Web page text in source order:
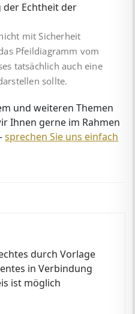
der Echtheit der
mit Sicherheit
Pfeildiagramm vom
tatsächlich auch eine
sollte.
und weiteren Themen
Ihnen gerne im Rahmen
sprechen Sie uns einfach
durch Vorlage
in Verbindung
ist möglich